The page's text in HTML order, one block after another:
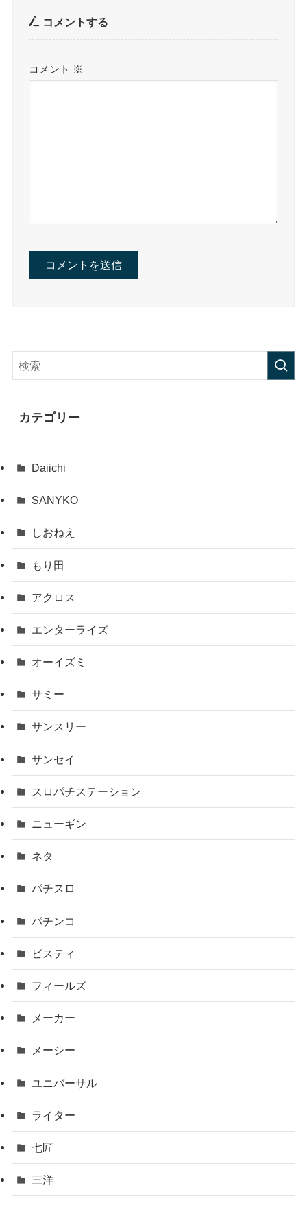
コメントする
コメント ※
カテゴリー
Daiichi
SANYKO
しおねえ
もり田
アクロス
エンターライズ
オーイズミ
サミー
サンスリー
サンセイ
スロパチステーション
ニューギン
ネタ
パチスロ
パチンコ
ビスティ
フィールズ
メーカー
メーシー
ユニバーサル
ライター
七匠
三洋